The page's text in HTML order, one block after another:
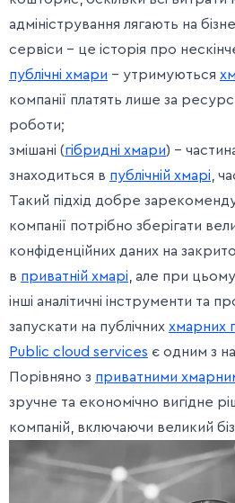
адміністрування лягають на
сервіси – це історія про
публічні хмари – утримуються
компанії платять лише за
роботи;
змішані (гібридні хмари) –
знаходиться в публічній хмарі,
Такий підхід добре
компанії потрібно зберігати
конфіденційних даних на
в приватній хмарі, але при
інші аналітичні інструменти та
запускати на публічних хмарних
Public cloud services є одним з
Порівняно з приватними
зручне та економічно вигідне
компаній, включаючи великий